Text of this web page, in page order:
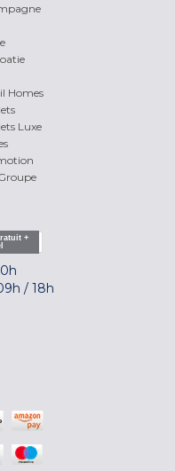
Homes
Luxe
+
/ 18h